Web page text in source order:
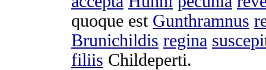
quoque est Gunthramnus
Brunichildis regina
filiis Childeperti.